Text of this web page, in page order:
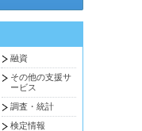
融資
その他の支援サ
ービス
調査・統計
検定情報